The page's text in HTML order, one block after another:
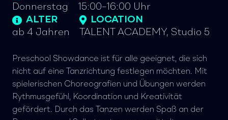
Donnerstag
15:00–16:00 Uhr
ALTER
ab 4 Jahren
LOCATION
TALENT ACADEMY, Studio 5
Preschool Showdance ist für alle geeignet, die sich
nicht auf eine Tanzrichtung festlegen möchten. Mit
spielerischen Choreografien und Übungen werden
Rythmusgefühl, Koordination und Kreativität
gefördert. Durch das Tanzen werden Spaß an der